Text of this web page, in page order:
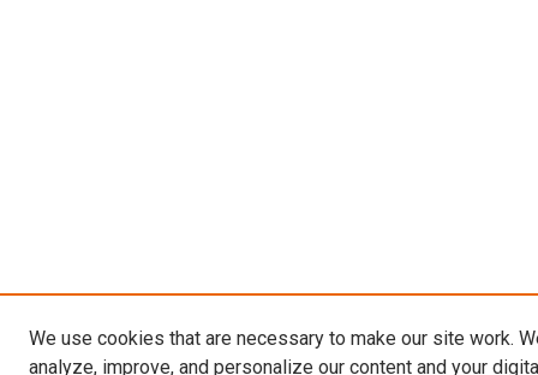
We use cookies that are necessary to make our site work.
analyze, improve, and personalize our content and your